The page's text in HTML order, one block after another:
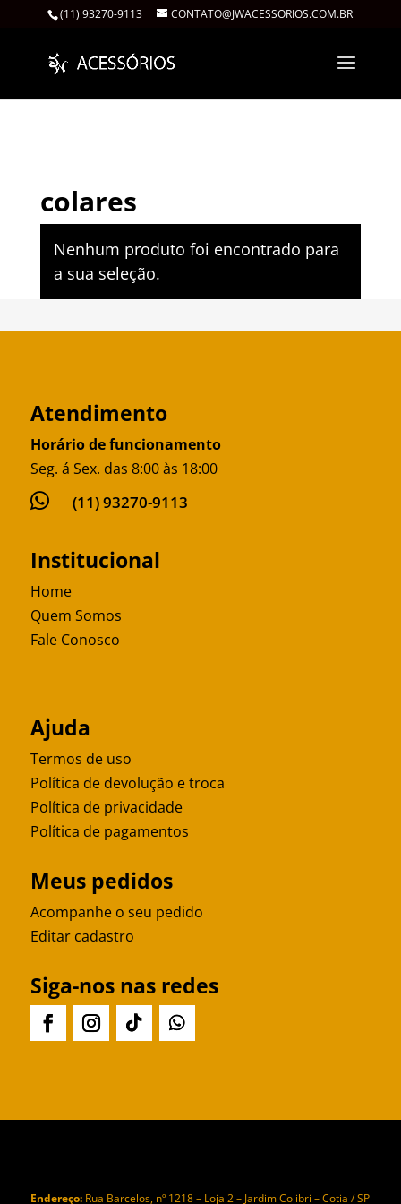
(11) 93270-9113 CONTATO@JWACESSORIOS.COM.BR
colares
Nenhum produto foi encontrado para
a sua seleção.
Atendimento
Horário de funcionamento
Seg. á Sex. das 8:00 às 18:00
 (11) 93270-9113
Institucional
Home
Quem Somos
Fale Conosco
Ajuda
Termos de uso
Política de devolução e troca
Política de privacidade
Política de pagamentos
Meus pedidos
Acompanhe o seu pedido
Editar cadastro
Siga-nos nas redes
Endereço: Rua Barcelos, nº 1218 – Loja 2 – Jardim Colibri – Cotia / SP